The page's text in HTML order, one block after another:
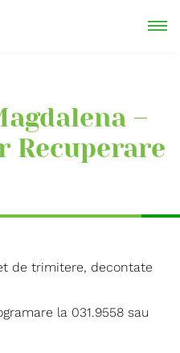
–
Recuperare
de trimitere, decontate
la 031.9558 sau